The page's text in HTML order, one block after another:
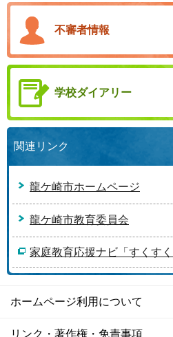
不審者情報
学校ダイアリー
関連リンク
龍ケ崎市ホームページ
龍ケ崎市教育委員会
家庭教育応援ナビ「すくすく
ホームページ利用について
リンク・著作権・免責事項